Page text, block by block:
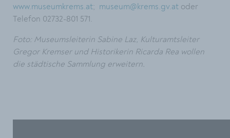
www.museumkrems.at; museum@krems.gv.at oder
Telefon 02732-801 571.
Foto: Museumsleiterin Sabine Laz, Kulturamtsleiter
Gregor Kremser und Historikerin Ricarda Rea wollen
die städtische Sammlung erweitern.